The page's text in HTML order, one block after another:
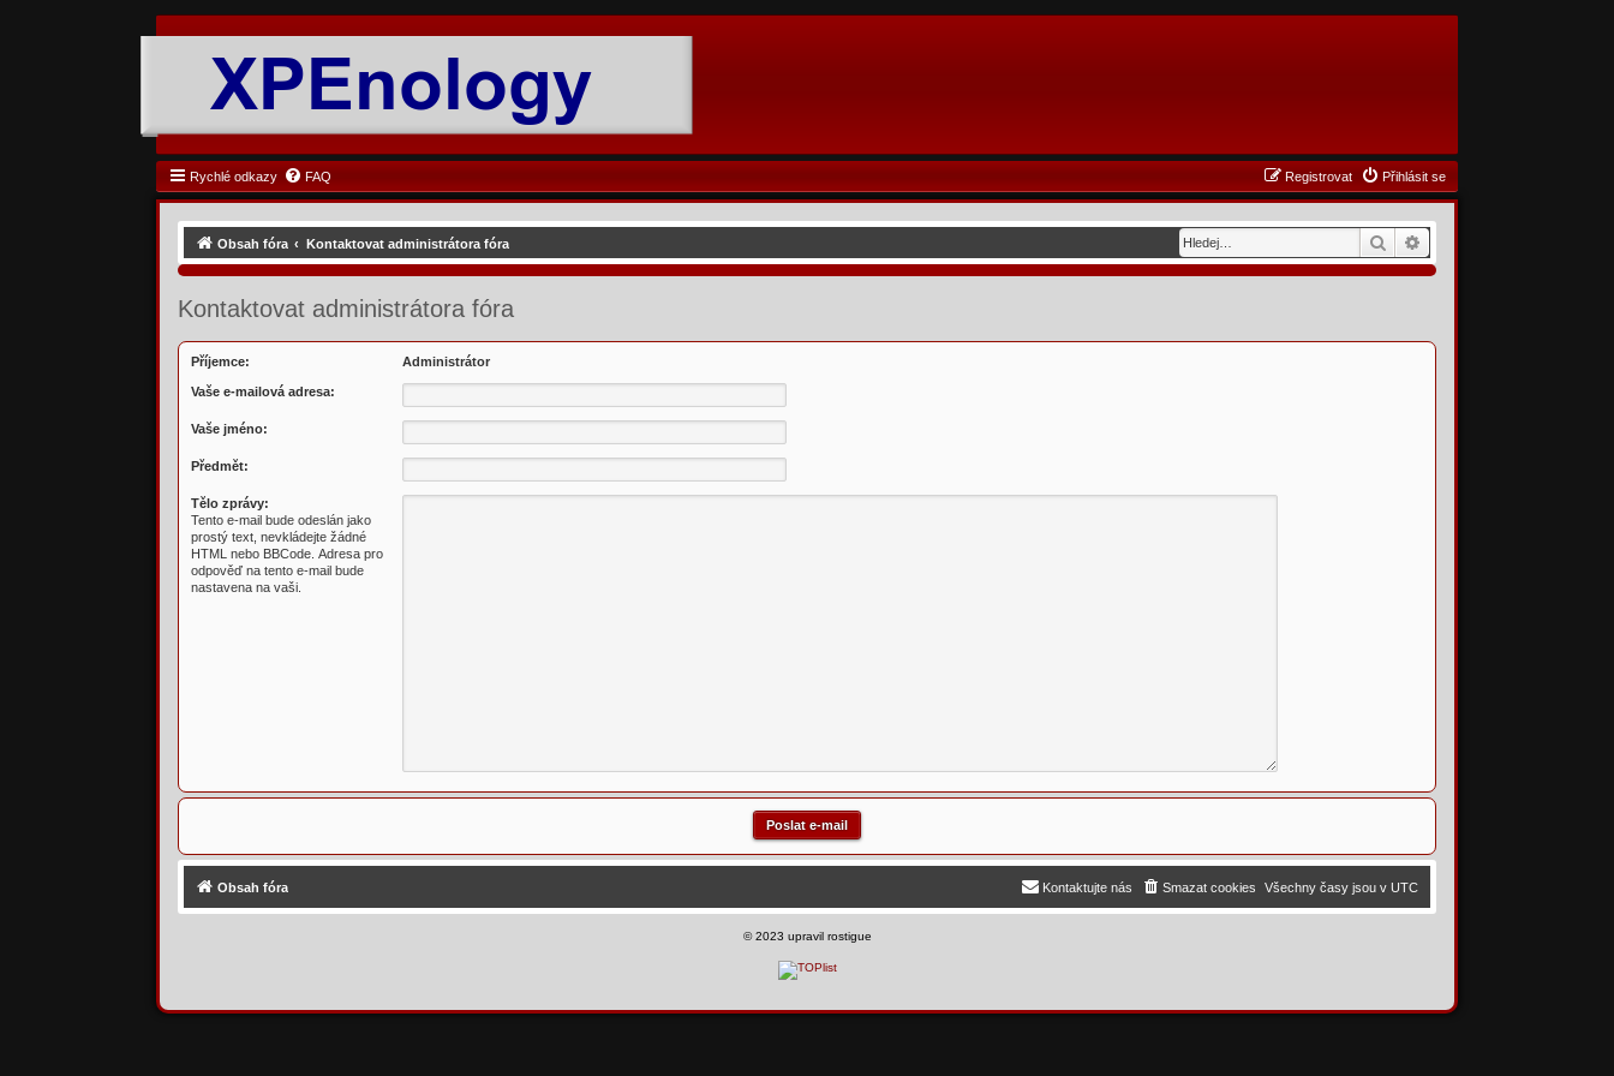
Rychlé odkazy FAQ Přihlásit se
Registrovat
Hledat
Obsah fóra Kontaktovat administrátora fóra
Kontaktovat administrátora fóra
Příjemce: Administrátor
Vaše e-mailová adresa:
Vaše jméno:
Předmět:
Tělo zprávy:
Tento e-mail bude odeslán jako
prostý text, nevkládejte žádné
HTML nebo BBCode. Adresa pro
odpověď na tento e-mail bude
nastavena na vaši.
Obsah fóra Všechny časy jsou vUTC
Smazat cookies
Kontaktujte nás
©2023 upravil rostigue